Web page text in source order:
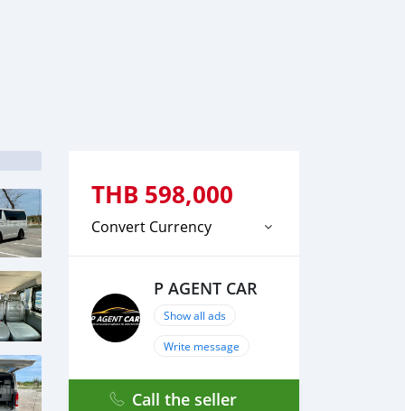
THB 598,000
Convert Currency
P AGENT CAR
Show all ads
Write message
Call the seller